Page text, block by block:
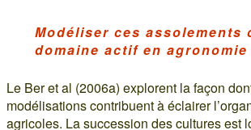
Modéliser ces assolements
domaine actif en
Le Ber et al (2006a) explorent la façon
modélisations contribuent à éclairer
agricoles. La succession des cultures est